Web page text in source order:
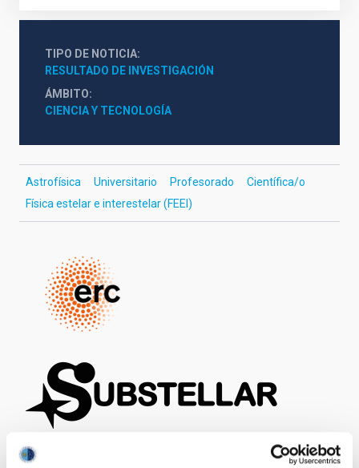
TIPO DE NOTICIA
RESULTADO DE INVESTIGACIÓN
ÁMBITO
CIENCIA Y TECNOLOGÍA
Astrofísica Universitario Profesorado
Científica/o
Física estelar e interestelar (FEEI)